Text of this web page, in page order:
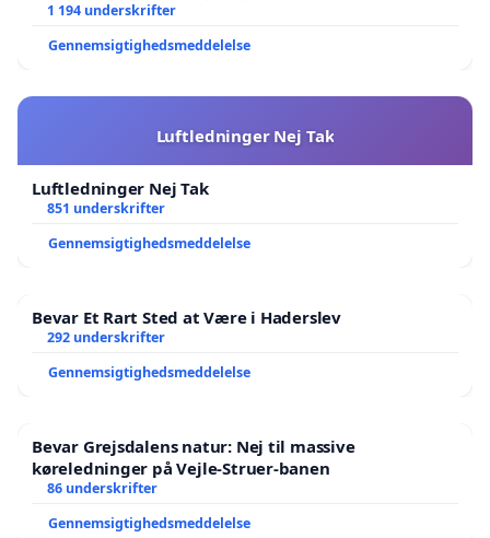
lokalområde i balance
1 194 underskrifter
Gennemsigtighedsmeddelelse
Luftledninger Nej Tak
Luftledninger Nej Tak
851 underskrifter
Gennemsigtighedsmeddelelse
Bevar Et Rart Sted at Være i Haderslev
292 underskrifter
Gennemsigtighedsmeddelelse
Bevar Grejsdalens natur: Nej til massive
køreledninger på Vejle-Struer-banen
86 underskrifter
Gennemsigtighedsmeddelelse